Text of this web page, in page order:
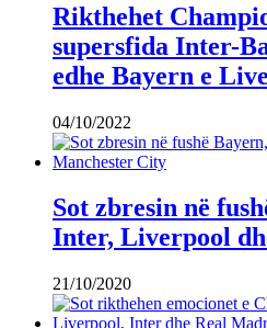
Rikthehet
supersfida Inter-
edhe Bayern e
04/10/2022
Sot zbresin në
Inter, Liverpool
21/10/2020